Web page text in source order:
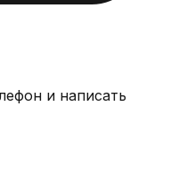
и написать